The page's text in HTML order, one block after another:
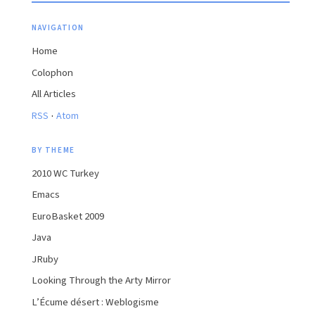
NAVIGATION
Home
Colophon
All Articles
RSS · Atom
BY THEME
2010 WC Turkey
Emacs
EuroBasket 2009
Java
JRuby
Looking Through the Arty Mirror
L’Écume désert : Weblogisme